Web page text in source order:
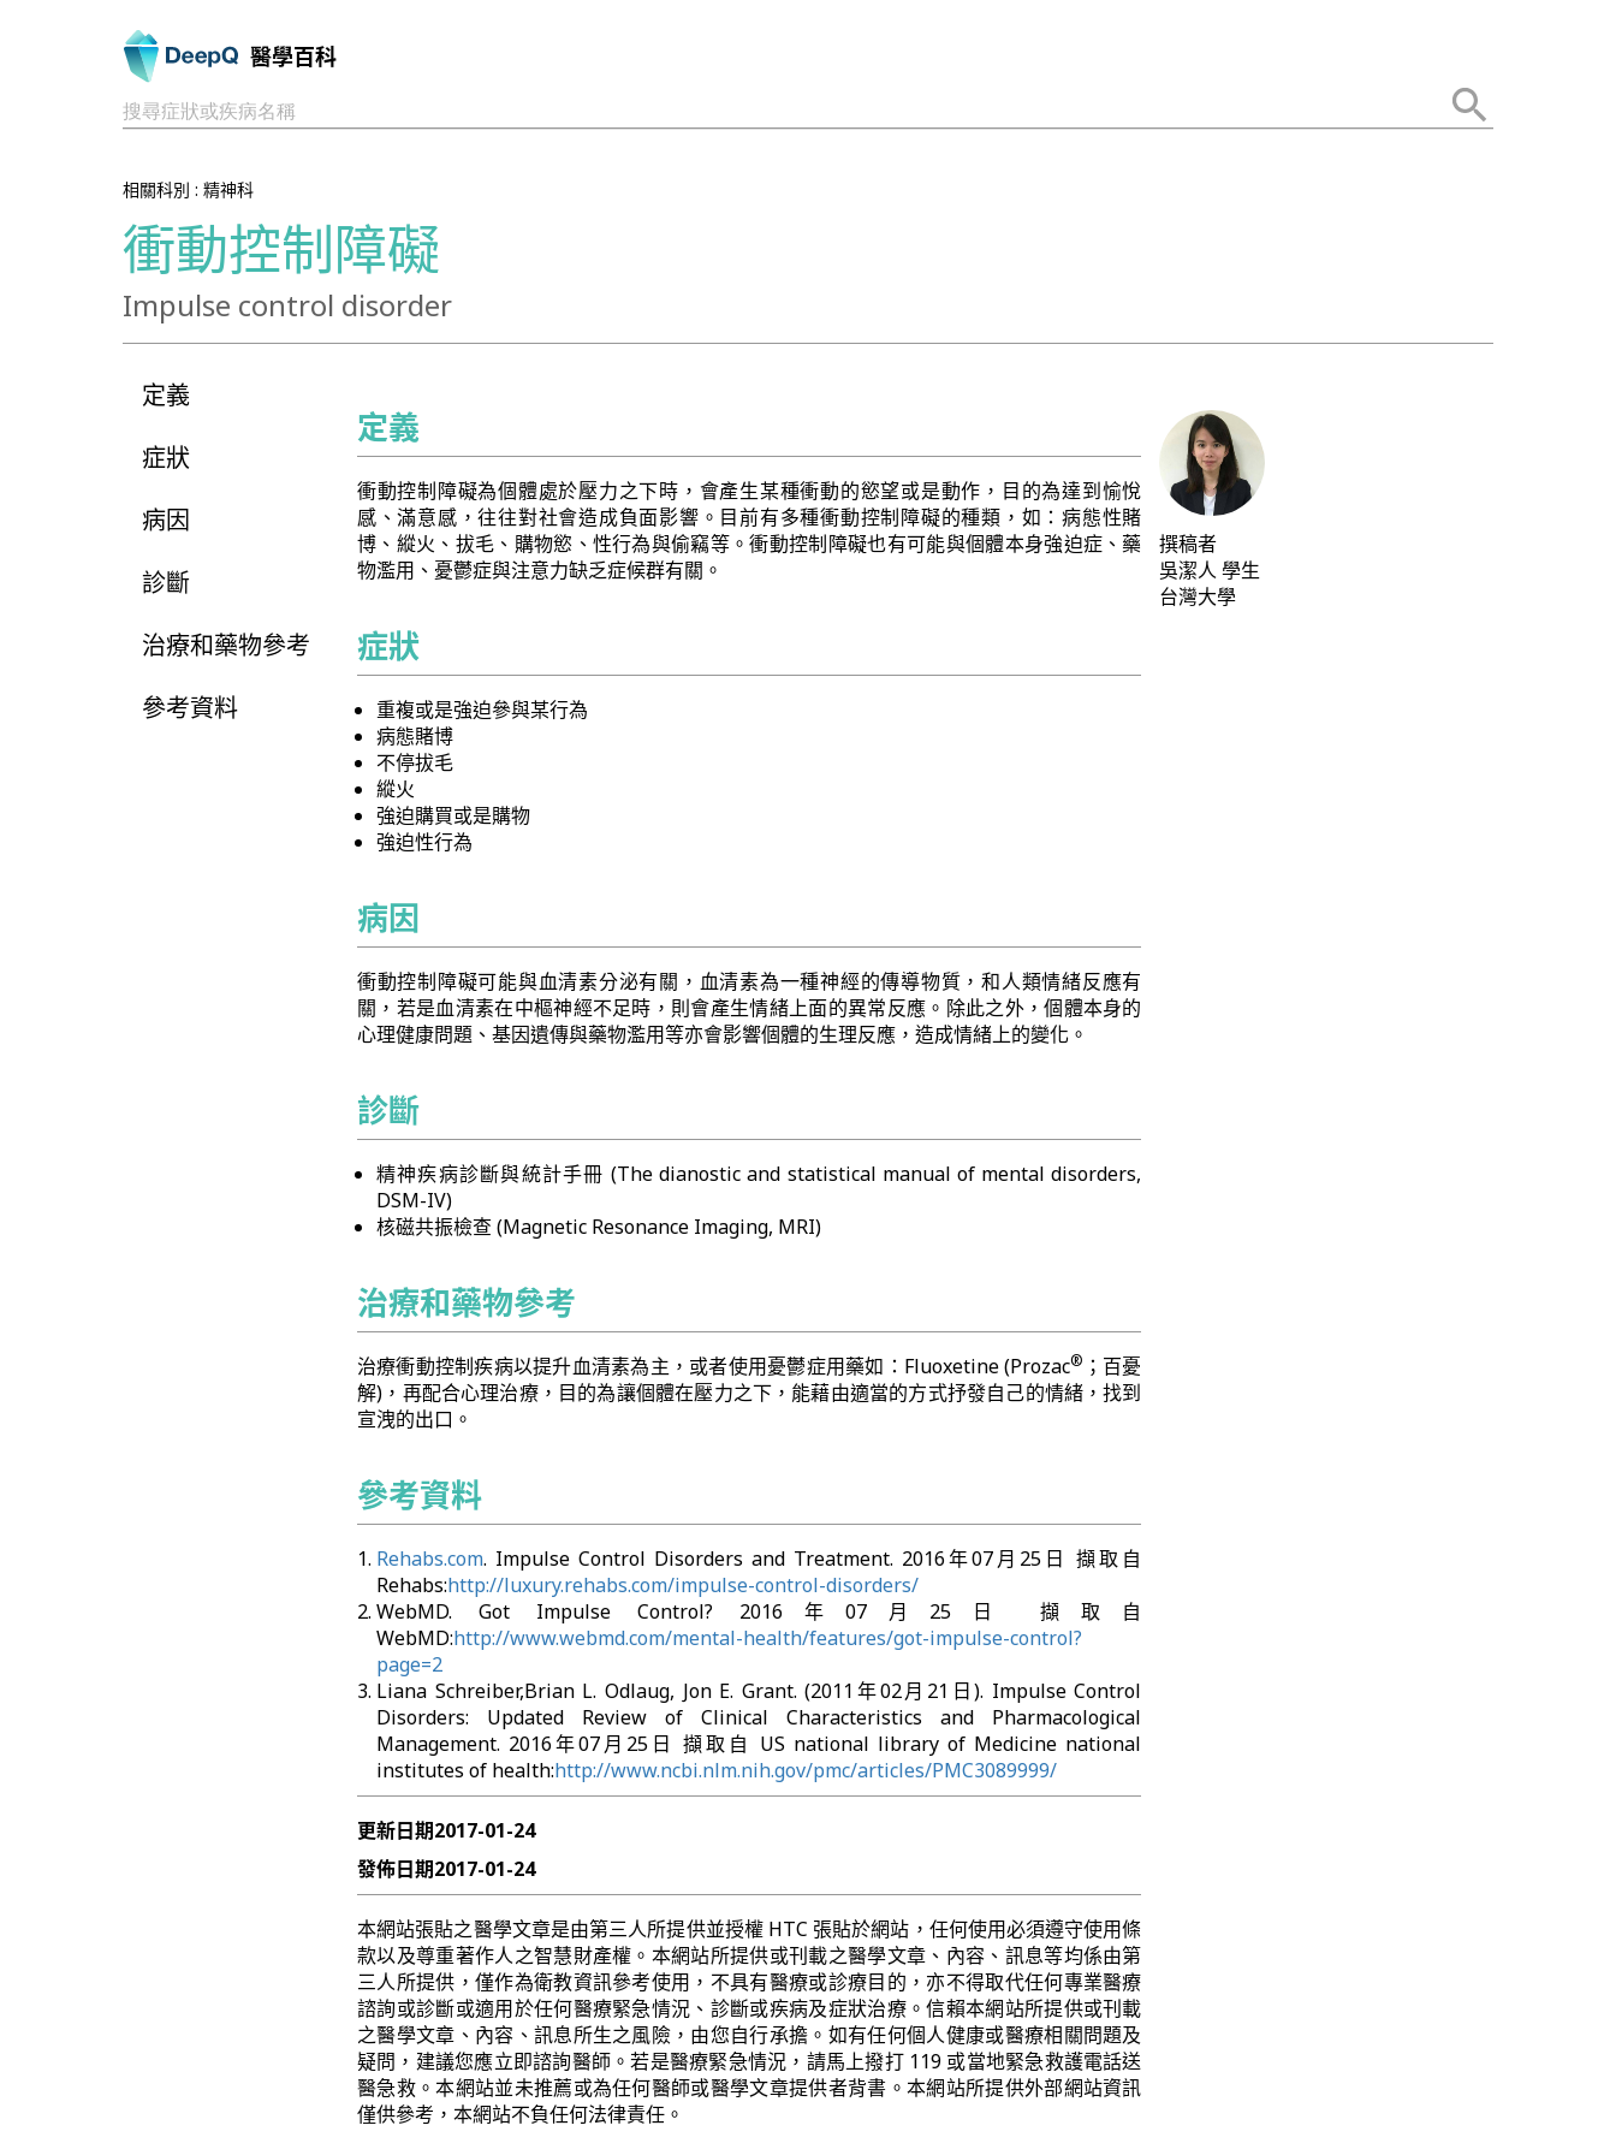
醫學百科
搜尋症狀或疾病名稱
相關科別 : 精神科
衝動控制障礙
Impulse control disorder
定義
症狀
病因
診斷
治療和藥物參考
參考資料
定義
衝動控制障礙為個體處於壓力之下時，會產生某種衝動的慾望或是動作，目的為達到愉悅
感、滿意感，往往對社會造成負面影響。目前有多種衝動控制障礙的種類，如：病態性賭
博、縱火、拔毛、購物慾、性行為與偷竊等。衝動控制障礙也有可能與個體本身強迫症、藥
物濫用、憂鬱症與注意力缺乏症候群有關。
症狀
重複或是強迫參與某行為
病態賭博
不停拔毛
縱火
強迫購買或是購物
強迫性行為
病因
衝動控制障礙可能與血清素分泌有關，血清素為一種神經的傳導物質，和人類情緒反應有
關，若是血清素在中樞神經不足時，則會產生情緒上面的異常反應。除此之外，個體本身的
心理健康問題、基因遺傳與藥物濫用等亦會影響個體的生理反應，造成情緒上的變化。
診斷
精神疾病診斷與統計手冊 (The dianostic and statistical manual of mental disorders,
DSM-IV)
核磁共振檢查 (Magnetic Resonance Imaging, MRI)
治療和藥物參考
治療衝動控制疾病以提升血清素為主，或者使用憂鬱症用藥如：Fluoxetine (Prozac® ；百憂
解)，再配合心理治療，目的為讓個體在壓力之下，能藉由適當的方式抒發自己的情緒，找到
宣洩的出口。
參考資料
Rehabs.com. Impulse Control Disorders and Treatment. 2016年07月25日 擷取自
Rehabs:http://luxury.rehabs.com/impulse-control-disorders/
WebMD. Got Impulse Control? 2016年07月25日 擷取自
WebMD:http://www.webmd.com/mental-health/features/got-impulse-control?
page=2
Liana Schreiber,Brian L. Odlaug, Jon E. Grant. (2011年02月21日). Impulse Control
Disorders: Updated Review of Clinical Characteristics and Pharmacological
Management. 2016年07月25日 擷取自 US national library of Medicine national
institutes of health:http://www.ncbi.nlm.nih.gov/pmc/articles/PMC3089999/
更新日期2017-01-24
發佈日期2017-01-24
本網站張貼之醫學文章是由第三人所提供並授權 HTC 張貼於網站，任何使用必須遵守使用條
款以及尊重著作人之智慧財產權。本網站所提供或刊載之醫學文章、內容、訊息等均係由第
三人所提供，僅作為衛教資訊參考使用，不具有醫療或診療目的，亦不得取代任何專業醫療
諮詢或診斷或適用於任何醫療緊急情況、診斷或疾病及症狀治療。信賴本網站所提供或刊載
之醫學文章、內容、訊息所生之風險，由您自行承擔。如有任何個人健康或醫療相關問題及
疑問，建議您應立即諮詢醫師。若是醫療緊急情況，請馬上撥打 119 或當地緊急救護電話送
醫急救。本網站並未推薦或為任何醫師或醫學文章提供者背書。本網站所提供外部網站資訊
僅供參考，本網站不負任何法律責任。
撰稿者
吳潔人 學生
台灣大學